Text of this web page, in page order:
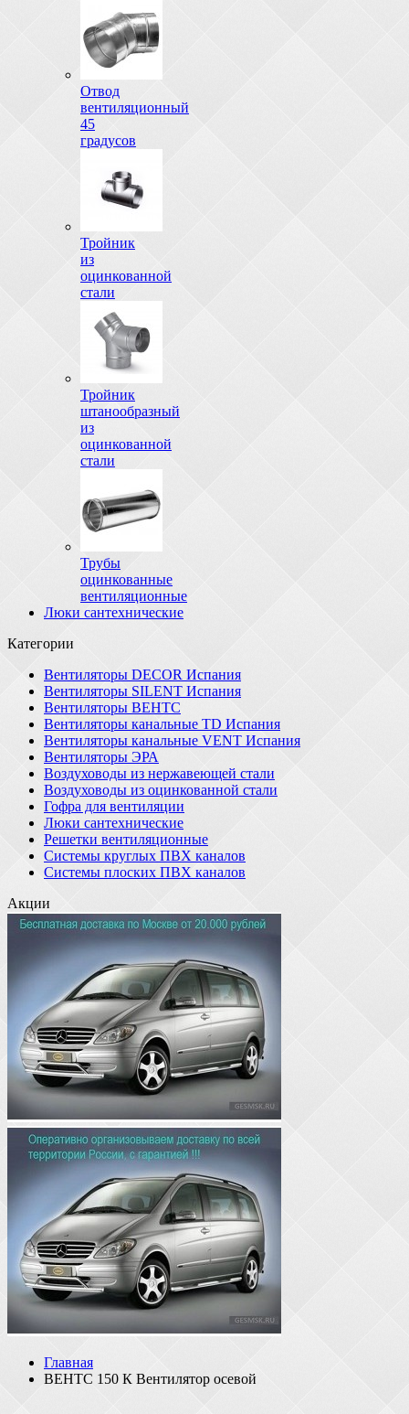
Отвод
вентиляционный
45
градусов
Тройник
из
оцинкованной
стали
Тройник
штанообразный
из
оцинкованной
стали
Трубы
оцинкованные
вентиляционные
Люки сантехнические
Категории
Вентиляторы DECOR Испания
Вентиляторы SILENT Испания
Вентиляторы ВЕНТС
Вентиляторы канальные TD Испания
Вентиляторы канальные VENT Испания
Вентиляторы ЭРА
Воздуховоды из нержавеющей стали
Воздуховоды из оцинкованной стали
Гофра для вентиляции
Люки сантехнические
Решетки вентиляционные
Системы круглых ПВХ каналов
Системы плоских ПВХ каналов
Акции
Главная
ВЕНТС 150 К Вентилятор осевой